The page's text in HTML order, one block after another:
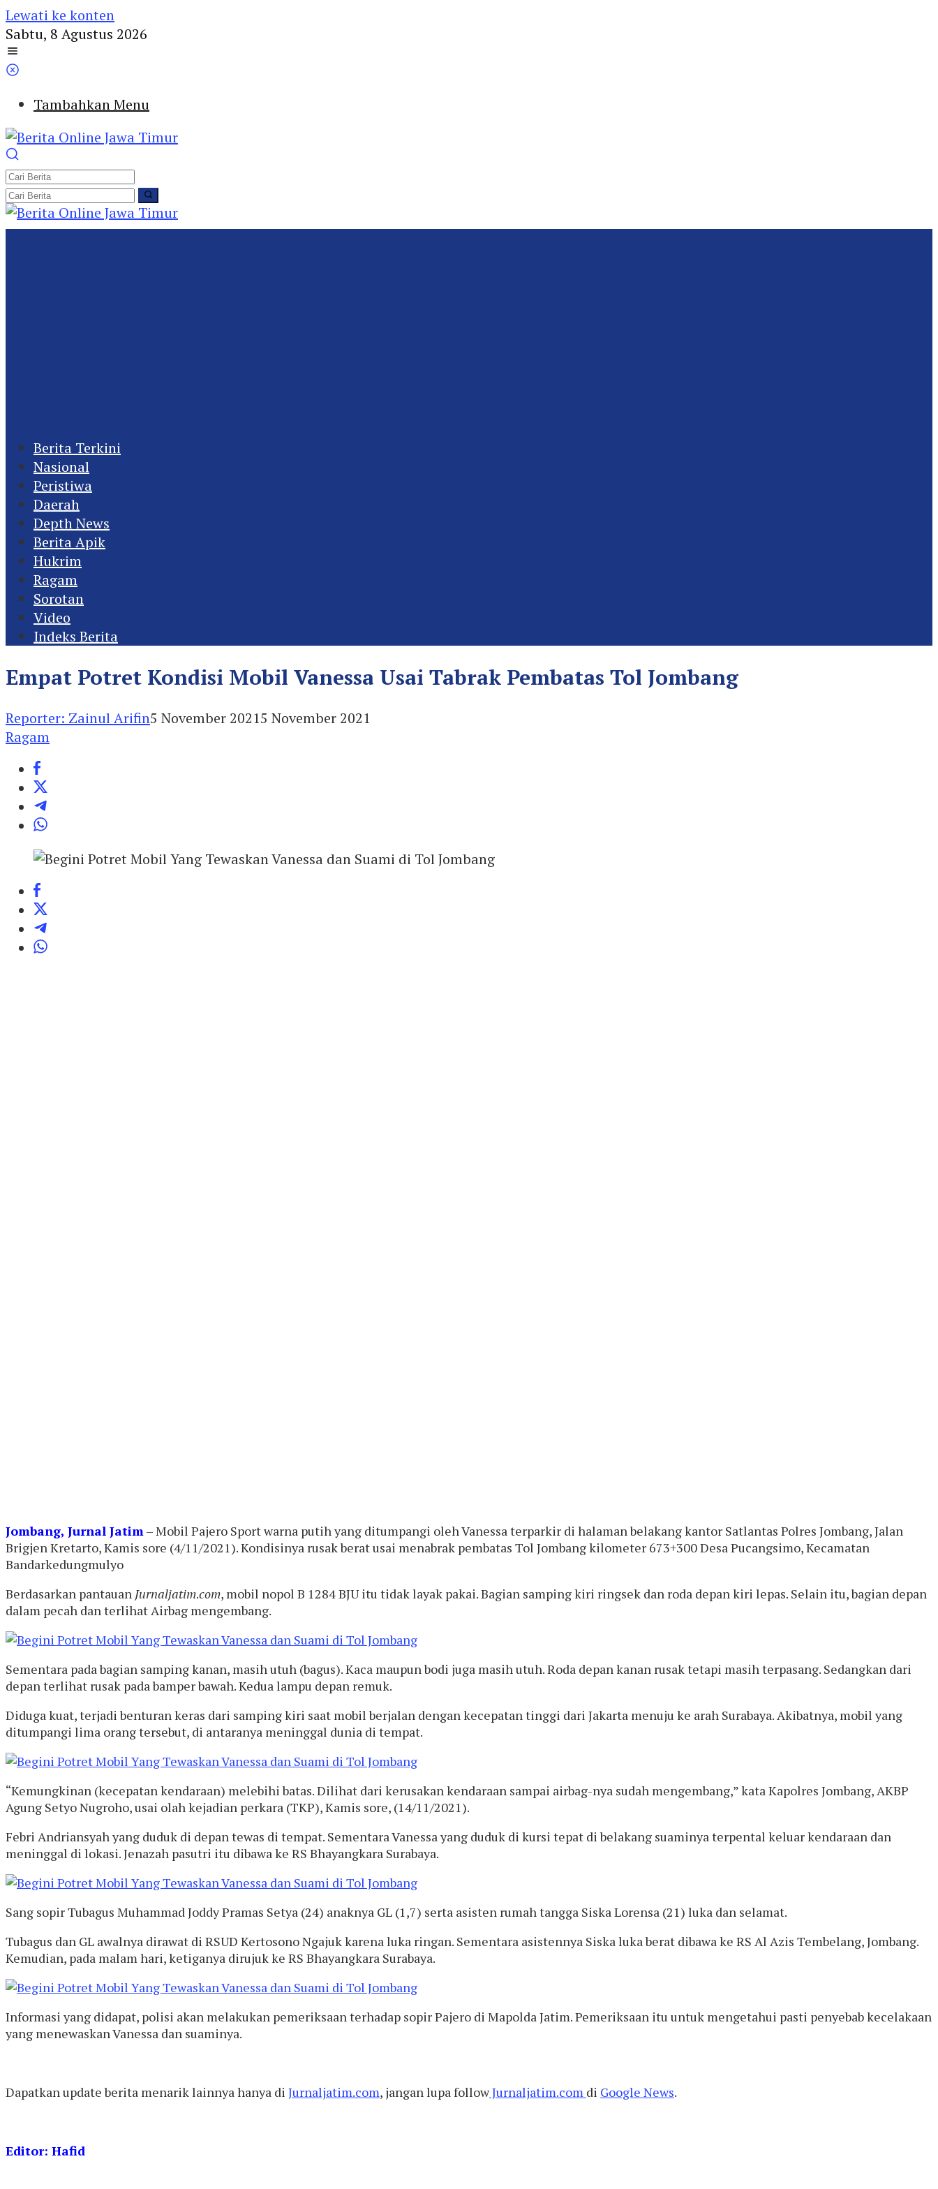
Lewati ke konten
Sabtu, 8 Agustus 2026
Tambahkan Menu
Berita Terkini
Nasional
Peristiwa
Daerah
Depth News
Berita Apik
Hukrim
Ragam
Sorotan
Video
Indeks Berita
Empat Potret Kondisi Mobil Vanessa Usai Tabrak Pembatas Tol Jombang
Reporter: Zainul Arifin5 November 20215 November 2021
Ragam
Jombang, Jurnal Jatim – Mobil Pajero Sport warna putih yang ditumpangi oleh Vanessa terparkir di halaman belakang kantor Satlantas Polres Jombang, Jalan
Brigjen Kretarto, Kamis sore (4/11/2021). Kondisinya rusak berat usai menabrak pembatas Tol Jombang kilometer 673+300 Desa Pucangsimo, Kecamatan
Bandarkedungmulyo
Berdasarkan pantauan Jurnaljatim.com, mobil nopol B 1284 BJU itu tidak layak pakai. Bagian samping kiri ringsek dan roda depan kiri lepas. Selain itu, bagian depan
dalam pecah dan terlihat Airbag mengembang.
Sementara pada bagian samping kanan, masih utuh (bagus). Kaca maupun bodi juga masih utuh. Roda depan kanan rusak tetapi masih terpasang. Sedangkan dari
depan terlihat rusak pada bamper bawah. Kedua lampu depan remuk.
Diduga kuat, terjadi benturan keras dari samping kiri saat mobil berjalan dengan kecepatan tinggi dari Jakarta menuju ke arah Surabaya. Akibatnya, mobil yang
ditumpangi lima orang tersebut, di antaranya meninggal dunia di tempat.
“Kemungkinan (kecepatan kendaraan) melebihi batas. Dilihat dari kerusakan kendaraan sampai airbag-nya sudah mengembang,” kata Kapolres Jombang, AKBP
Agung Setyo Nugroho, usai olah kejadian perkara (TKP), Kamis sore, (14/11/2021).
Febri Andriansyah yang duduk di depan tewas di tempat. Sementara Vanessa yang duduk di kursi tepat di belakang suaminya terpental keluar kendaraan dan
meninggal di lokasi. Jenazah pasutri itu dibawa ke RS Bhayangkara Surabaya.
Sang sopir Tubagus Muhammad Joddy Pramas Setya (24) anaknya GL (1,7) serta asisten rumah tangga Siska Lorensa (21) luka dan selamat.
Tubagus dan GL awalnya dirawat di RSUD Kertosono Ngajuk karena luka ringan. Sementara asistennya Siska luka berat dibawa ke RS Al Azis Tembelang, Jombang.
Kemudian, pada malam hari, ketiganya dirujuk ke RS Bhayangkara Surabaya.
Informasi yang didapat, polisi akan melakukan pemeriksaan terhadap sopir Pajero di Mapolda Jatim. Pemeriksaan itu untuk mengetahui pasti penyebab kecelakaan
yang menewaskan Vanessa dan suaminya.
Dapatkan update berita menarik lainnya hanya di Jurnaljatim.com, jangan lupa followJurnaljatim.com di Google News.
Editor: Hafid